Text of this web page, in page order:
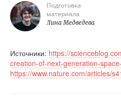
Подготовка
материала
Лина Медведева
Источники: https://
creation-of-next-generation-
https://www.nature.com/articles/